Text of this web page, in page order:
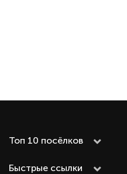
Топ 10 посёлков
Быстрые ссылки